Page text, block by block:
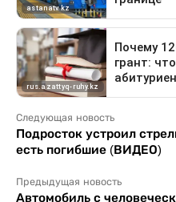
Следующая новость
Подросток устроил
есть погибшие (ВИДЕО)
Предыдущая новость
Автомобиль с